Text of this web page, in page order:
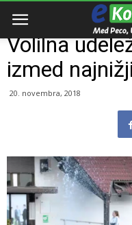
Domov Zanimivosti
Volilna
izmed
20. novembra, 2018